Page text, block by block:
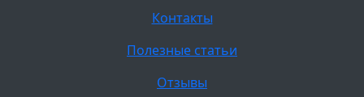
Контакты
Полезные статьи
Отзывы